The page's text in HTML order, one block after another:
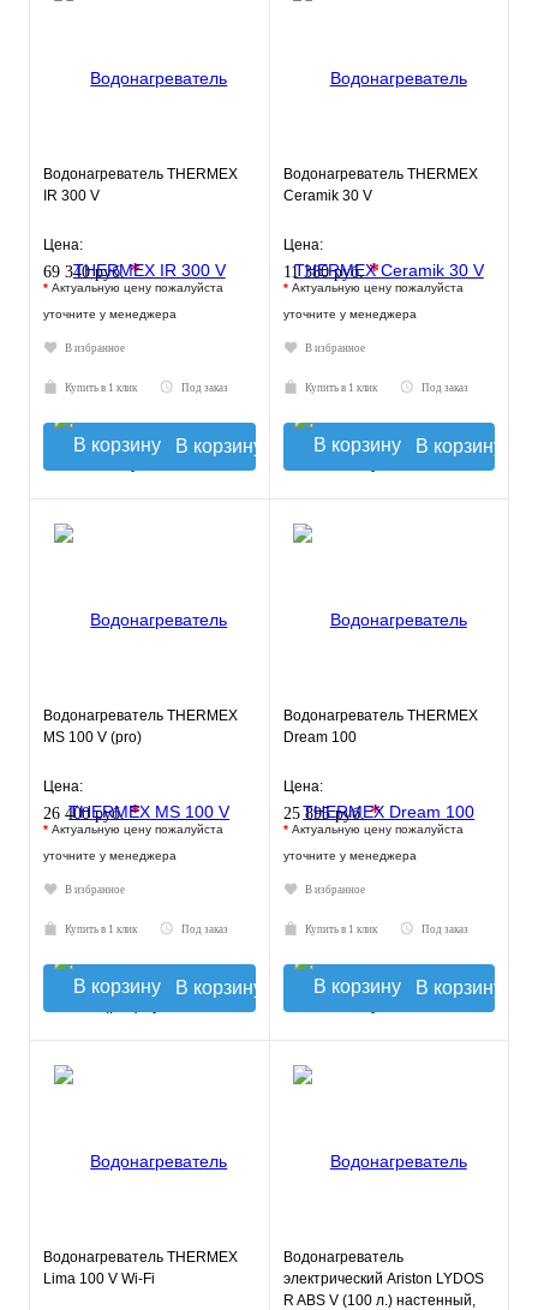
Водонагреватель THERMEX
IR 300 V
Цена:
69 340 руб.*
* Актуальную цену пожалуйста
уточните у менеджера
В избранное
Купить в 1 клик Под заказ
В корзину
Водонагреватель THERMEX
Ceramik 30 V
Цена:
11 380 руб.*
* Актуальную цену пожалуйста
уточните у менеджера
В избранное
Купить в 1 клик Под заказ
В корзину
Водонагреватель THERMEX
MS 100 V (pro)
Цена:
26 400 руб.*
* Актуальную цену пожалуйста
уточните у менеджера
В избранное
Купить в 1 клик Под заказ
В корзину
Водонагреватель THERMEX
Dream 100
Цена:
25 895 руб.*
* Актуальную цену пожалуйста
уточните у менеджера
В избранное
Купить в 1 клик Под заказ
В корзину
Водонагреватель THERMEX
Lima 100 V Wi-Fi
Водонагреватель
электрический Ariston LYDOS
R ABS V (100 л.) настенный,